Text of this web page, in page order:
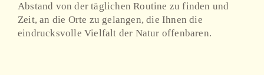
Abstand von der täglichen Routine zu finden und
Zeit, an die Orte zu gelangen, die Ihnen die
eindrucksvolle Vielfalt der Natur offenbaren.